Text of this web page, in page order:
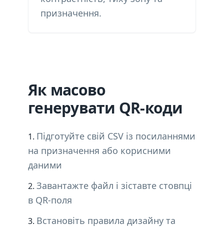
призначення.
Як масово
генерувати QR-коди
Підготуйте свій CSV із посиланнями
на призначення або корисними
даними
Завантажте файл і зіставте стовпці
в QR-поля
Встановіть правила дизайну та